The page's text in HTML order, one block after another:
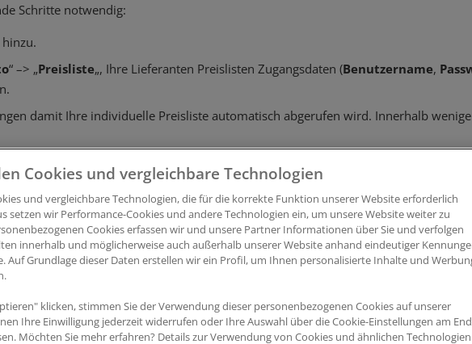
Schritte notwendig:
“ –> „Preisliste„, Ihre Lieferanten Preislisten Zugangsdaten (Benutzername,
damit Ihre individuelle Preisliste automatisch abgerufen wird. Innerhalb
Cookies und vergleichbare Technologien
und vergleichbare Technologien, die für die korrekte Funktion unserer Website erforderlich
setzen wir Performance-Cookies und andere Technologien ein, um unsere Website weiter zu
Cookies erfassen wir und unsere Partner Informationen über Sie und verfolgen
innerhalb und möglicherweise auch außerhalb unserer Website anhand eindeutiger
Auf Grundlage dieser Daten erstellen wir ein Profil, um Ihnen personalisierte Inhalte und
klicken, stimmen Sie der Verwendung dieser personenbezogenen Cookies auf unserer
Ihre Einwilligung jederzeit widerrufen oder Ihre Auswahl über die Cookie-Einstellungen am
Möchten Sie mehr erfahren? Details zur Verwendung von Cookies und ähnlichen Technologien